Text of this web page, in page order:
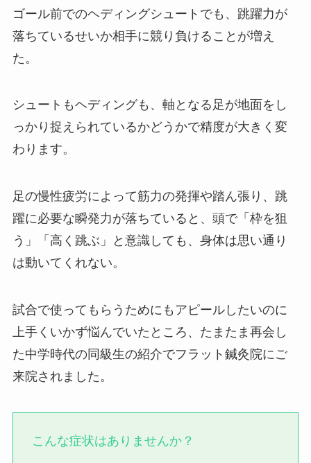
ゴール前でのヘディングシュートでも、跳躍力が
落ちているせいか相手に競り負けることが増え
た。
シュートもヘディングも、軸となる足が地面をし
っかり捉えられているかどうかで精度が大きく変
わります。
足の慢性疲労によって筋力の発揮や踏ん張り、跳
躍に必要な瞬発力が落ちていると、頭で「枠を狙
う」「高く跳ぶ」と意識しても、身体は思い通り
は動いてくれない。
試合で使ってもらうためにもアピールしたいのに
上手くいかず悩んでいたところ、たまたま再会し
た中学時代の同級生の紹介でフラット鍼灸院にご
来院されました。
こんな症状はありませんか？